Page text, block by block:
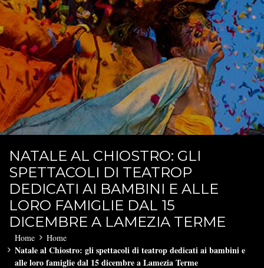
NATALE AL CHIOSTRO: GLI
SPETTACOLI DI TEATROP
DEDICATI AI BAMBINI E ALLE
LORO FAMIGLIE DAL 15
DICEMBRE A LAMEZIA TERME
Home Home
Natale al Chiostro: gli spettacoli di teatrop dedicati ai bambini e
alle loro famiglie dal 15 dicembre a Lamezia Terme